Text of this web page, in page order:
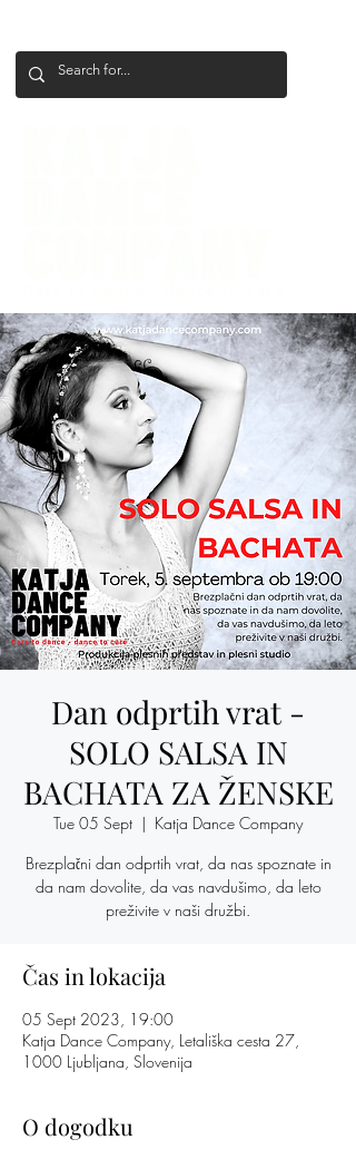
Dan odprtih vrat -
SOLO SALSA IN
BACHATA ZA ŽENSKE
Tue 05 Sept
  |
Katja Dance Company
Brezplačni dan odprtih vrat, da nas spoznate in
da nam dovolite, da vas navdušimo, da leto
preživite v naši družbi.
Čas in lokacija
05 Sept 2023, 19:00
Katja Dance Company, Letališka cesta 27,
1000 Ljubljana, Slovenija
O dogodku